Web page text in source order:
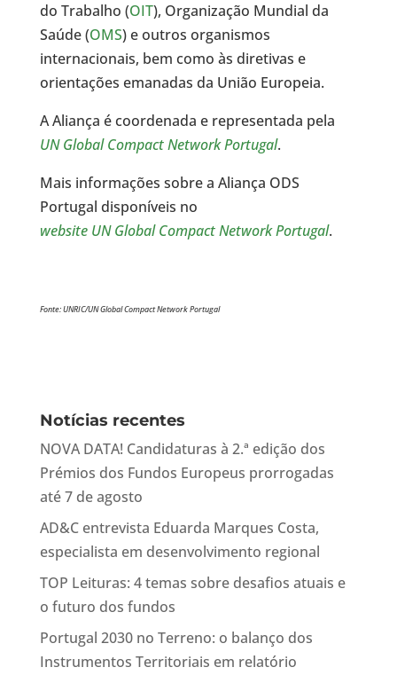
do Trabalho (OIT), Organização Mundial da
Saúde (OMS) e outros organismos
internacionais, bem como às diretivas e
orientações emanadas da União Europeia.
A Aliança é coordenada e representada pela
UN Global Compact Network Portugal.
Mais informações sobre a Aliança ODS
Portugal disponíveis no
website UN Global Compact Network Portugal.
Fonte: UNRIC/UN Global Compact Network Portugal
Notícias recentes
NOVA DATA! Candidaturas à 2.ª edição dos
Prémios dos Fundos Europeus prorrogadas
até 7 de agosto
AD&C entrevista Eduarda Marques Costa,
especialista em desenvolvimento regional
TOP Leituras: 4 temas sobre desafios atuais e
o futuro dos fundos
Portugal 2030 no Terreno: o balanço dos
Instrumentos Territoriais em relatório